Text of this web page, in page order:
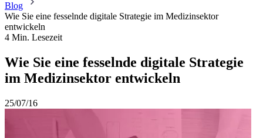
Blog
Wie Sie eine fesselnde digitale Strategie im Medizinsektor
entwickeln
4 Min. Lesezeit
Wie Sie eine fesselnde digitale Strategie
im Medizinsektor entwickeln
25/07/16